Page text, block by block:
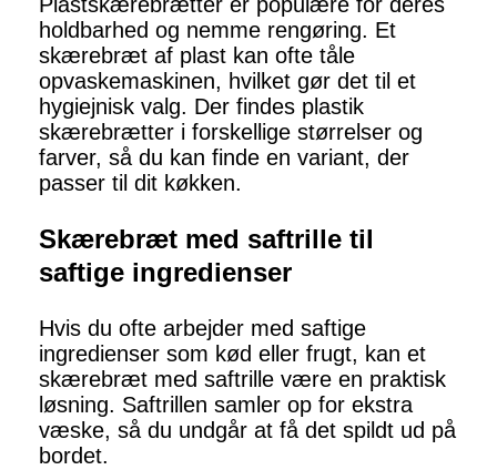
holdbarhed og nemme rengøring. Et
skærebræt af plast kan ofte tåle
opvaskemaskinen, hvilket gør det til et
hygiejnisk valg. Der findes plastik
skærebrætter i forskellige størrelser og
farver, så du kan finde en variant, der
passer til dit køkken.
Skærebræt med saftrille til
saftige ingredienser
Hvis du ofte arbejder med saftige
ingredienser som kød eller frugt, kan et
skærebræt med saftrille være en praktisk
løsning. Saftrillen samler op for ekstra
væske, så du undgår at få det spildt ud på
bordet.